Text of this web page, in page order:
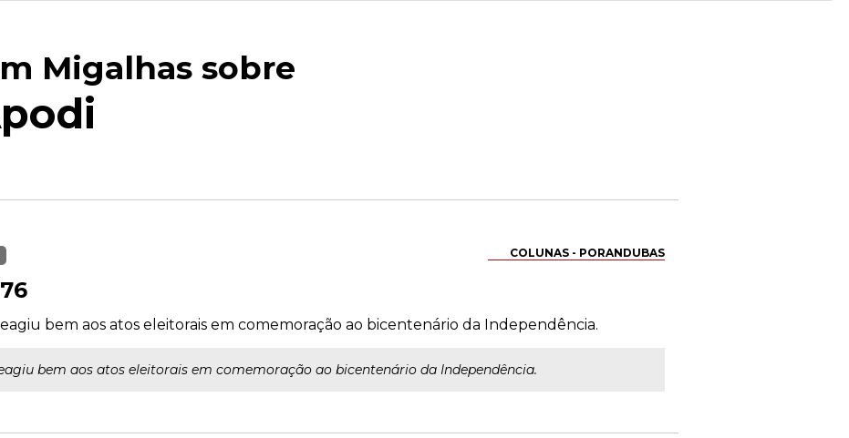
Migalhas sobre
COLUNAS - PORANDUBAS
bem aos atos eleitorais em comemoração ao bicentenário da Independência.
bem aos atos eleitorais em comemoração ao bicentenário da Independência.